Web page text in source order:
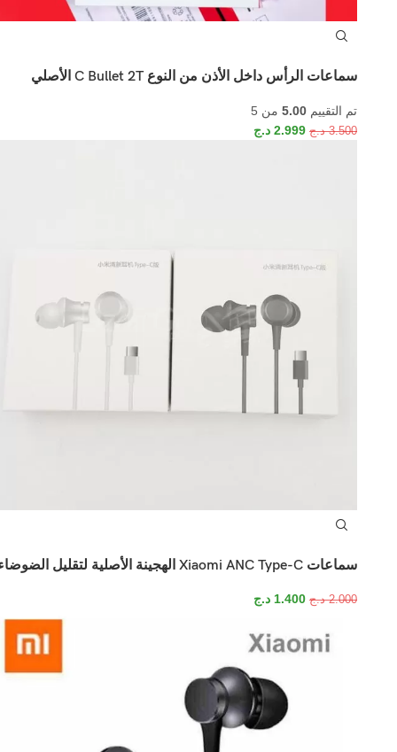
سماعات الرأس داخل الأذن من النوع C Bullet 2T الأصلي
تم التقييم 5.00من 5
3.500 د.ج 2.999 د.ج
سماعات Xiaomi ANC Type-C الهجينة الأصلية لتقليل الضوضاء
2.000 د.ج 1.400 د.ج